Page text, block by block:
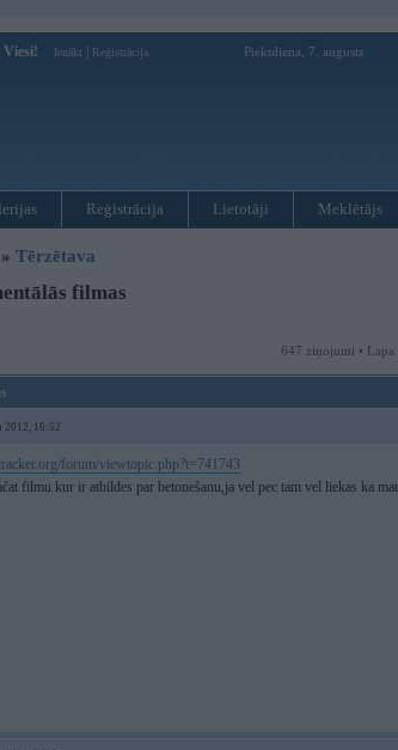
Viesi! Ienākt Reģistrācija Piektdiena, 7. augusts
Reģistrācija Lietotāji Meklētājs
» Tērzētava
filmas
647 ziņojumi • Lapa
2012, 16:52
forum/viewtopic.php?t=741743
filmu kur ir atbildes par betonešanu,ja vel pec tam vel liekas ka